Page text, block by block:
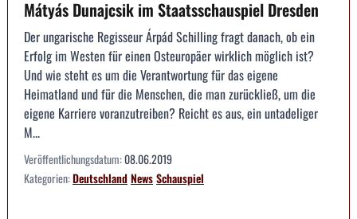
Mátyás Dunajcsik im Staatsschauspiel Dresden
Der ungarische Regisseur Árpád Schilling fragt danach, ob ein
Erfolg im Westen für einen Osteuropäer wirklich möglich ist?
Und wie steht es um die Verantwortung für das eigene
Heimatland und für die Menschen, die man zurückließ, um die
eigene Karriere voranzutreiben? Reicht es aus, ein untadeliger
M...
Veröffentlichungsdatum:08.06.2019
Kategorien:DeutschlandNewsSchauspiel